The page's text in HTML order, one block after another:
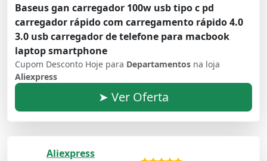
Baseus gan carregador 100w usb tipo c pd
carregador rápido com carregamento rápido 4.0
3.0 usb carregador de telefone para macbook
laptop smartphone
Cupom Desconto Hoje para Departamentos na loja
Aliexpress
➤ Ver Oferta
Aliexpress